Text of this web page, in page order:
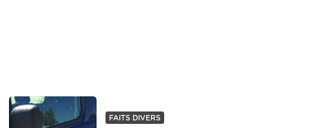
FAITS DIVERS